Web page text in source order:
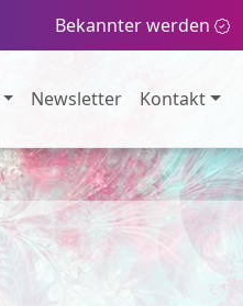
Bekannter werden
Newsletter Kontakt